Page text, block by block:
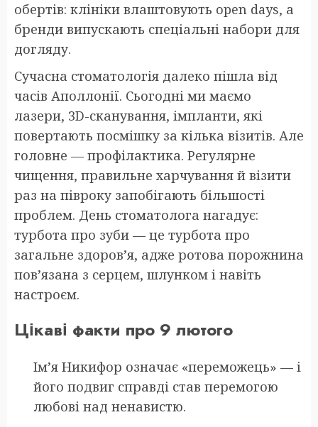
обертів: клініки влаштовують open days, а
бренди випускають спеціальні набори для
догляду.
Сучасна стоматологія далеко пішла від
часів Аполлонії. Сьогодні ми маємо
лазери, 3D-сканування, імпланти, які
повертають посмішку за кілька візитів. Але
головне — профілактика. Регулярне
чищення, правильне харчування й візити
раз на півроку запобігають більшості
проблем. День стоматолога нагадує:
турбота про зуби — це турбота про
загальне здоров’я, адже ротова порожнина
пов’язана з серцем, шлунком і навіть
настроєм.
Цікаві факти про 9 лютого
Ім’я Никифор означає «переможець» — і
його подвиг справді став перемогою
любові над ненавистю.